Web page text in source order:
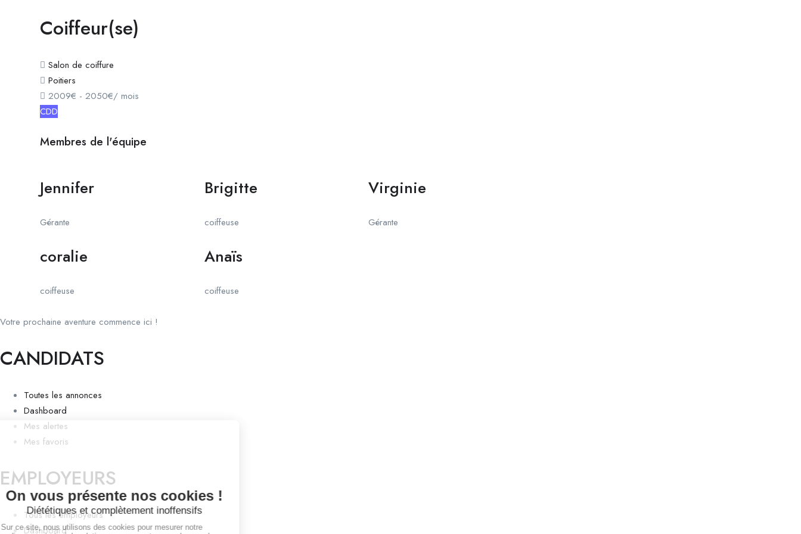
Coiffeur(se)
Salon de coiffure
Poitiers
2009€ - 2050€/ mois
CDD
Membres de l'équipe
Jennifer
Gérante
Brigitte
coiffeuse
Virginie
Gérante
coralie
coiffeuse
Anaïs
coiffeuse
Votre prochaine aventure commence ici !
CANDIDATS
Toutes les annonces
Dashboard
Mes alertes
Mes favoris
EMPLOYEURS
Tous les employeurs
Dashboard